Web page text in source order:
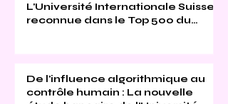
L'Université Internationale Suisse
reconnue dans le Top 500 du
De l'influence algorithmique au
contrôle humain : La nouvelle